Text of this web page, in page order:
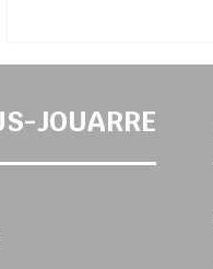
JOUARRE